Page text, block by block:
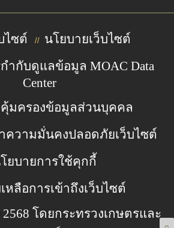
ไซต์ // นโยบายเว็บไซต์
ำกับดูแลข้อมูล MOAC Data
Center
มครองข้อมูลส่วนบุคคล
ความมั่นคงปลอดภัยเว็บไซต์
ยบายการใช้คุกกี้
หลือการเข้าถึงเว็บไซต์
โดยกระทรวงเกษตรและ